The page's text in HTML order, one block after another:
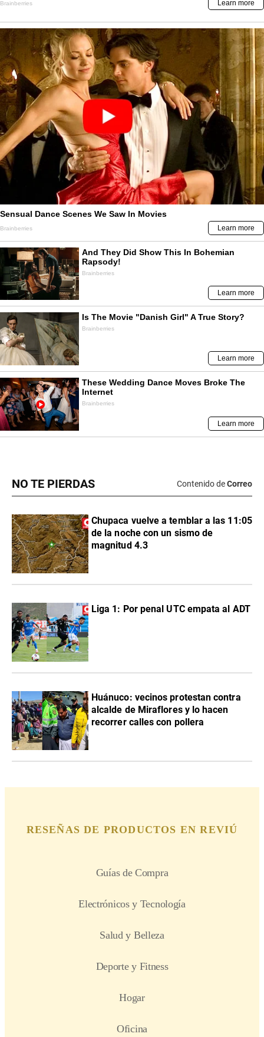
NO TE PIERDAS Contenido deCorreo
Chupaca vuelve a temblar a las 11:05
de la noche con un sismo de
magnitud 4.3
Liga 1: Por penal UTC empata al ADT
Huánuco: vecinos protestan contra
alcalde de Miraflores y lo hacen
recorrer calles con pollera